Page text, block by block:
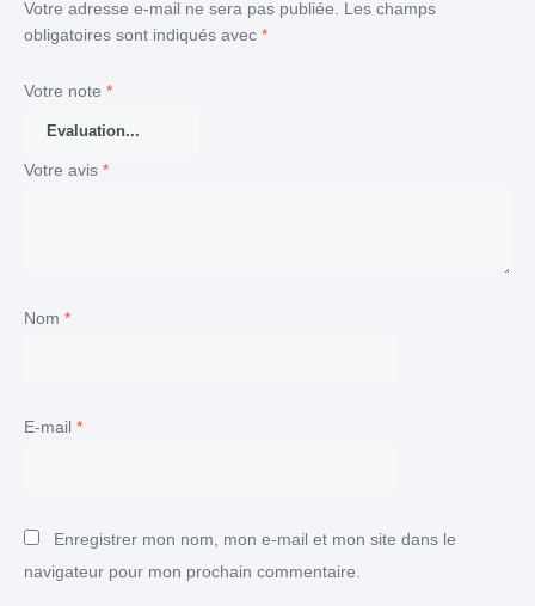
Votre adresse e-mail ne sera pas publiée.
Les champs
obligatoires sont indiqués avec *
Votre note *
Votre avis *
Nom *
E-mail *
Enregistrer mon nom, mon e-mail et mon site dans le
navigateur pour mon prochain commentaire.